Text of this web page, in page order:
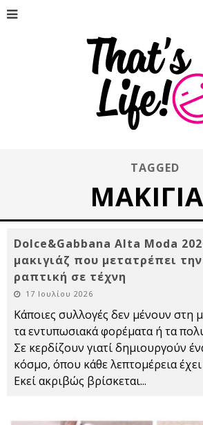
TAGGED
Dolce&Gabbana Alta Moda
μακιγιάζ που μετατρέπει
ραπτική σε τέχνη
17 Ιουλίου 2026
Κάποιες συλλογές δεν μένουν στη
τα εντυπωσιακά φορέματα ή τα
Σε κερδίζουν γιατί δημιουργούν
κόσμο, όπου κάθε λεπτομέρεια
Εκεί ακριβώς βρίσκεται...